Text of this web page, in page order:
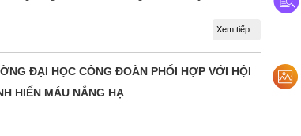
Xem tiếp...
ĐẠI HỌC CÔNG ĐOÀN PHỐI HỢP VỚI HỘI
HIẾN MÁU NẮNG HẠ